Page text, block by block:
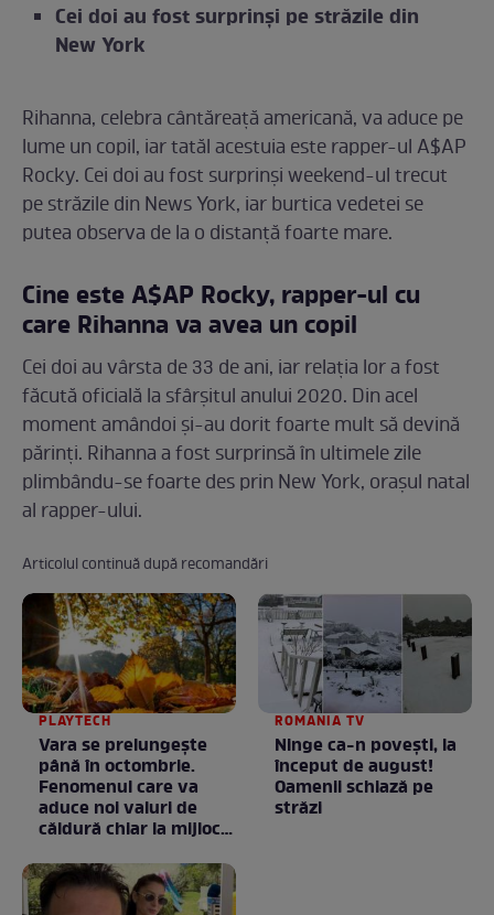
Cei doi au fost surprinși pe străzile din
New York
Rihanna, celebra cântăreață americană, va aduce pe
lume un copil, iar tatăl acestuia este rapper-ul A$AP
Rocky. Cei doi au fost surprinși weekend-ul trecut
pe străzile din News York, iar burtica vedetei se
putea observa de la o distanță foarte mare.
Cine este A$AP Rocky, rapper-ul cu
care Rihanna va avea un copil
Cei doi au vârsta de 33 de ani, iar relația lor a fost
făcută oficială la sfârșitul anului 2020. Din acel
moment amândoi și-au dorit foarte mult să devină
părinți. Rihanna a fost surprinsă în ultimele zile
plimbându-se foarte des prin New York, orașul natal
al rapper-ului.
Articolul continuă după recomandări
PLAYTECH
Vara se prelungeşte
până în octombrie.
Fenomenul care va
aduce noi valuri de
căldură chiar la mijlocul
ROMANIA TV
Ninge ca-n povești, la
început de august!
Oamenii schiază pe
străzi